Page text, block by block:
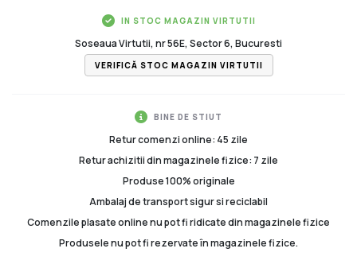
IN STOC MAGAZIN VIRTUTII
Soseaua Virtutii, nr 56E, Sector 6, Bucuresti
VERIFICĂ STOC MAGAZIN VIRTUTII
BINE DE STIUT
Retur comenzi online: 45 zile
Retur achizitii din magazinele fizice: 7 zile
Produse 100% originale
Ambalaj de transport sigur si reciclabil
Comenzile plasate online nu pot fi ridicate din magazinele fizice
Produsele nu pot fi rezervate în magazinele fizice.